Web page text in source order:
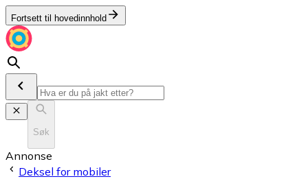
Fortsett til hovedinnhold
Søk
Annonse
Deksel for mobiler